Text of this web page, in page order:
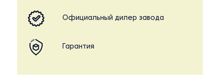
Официальный дилер завода
Гарантия